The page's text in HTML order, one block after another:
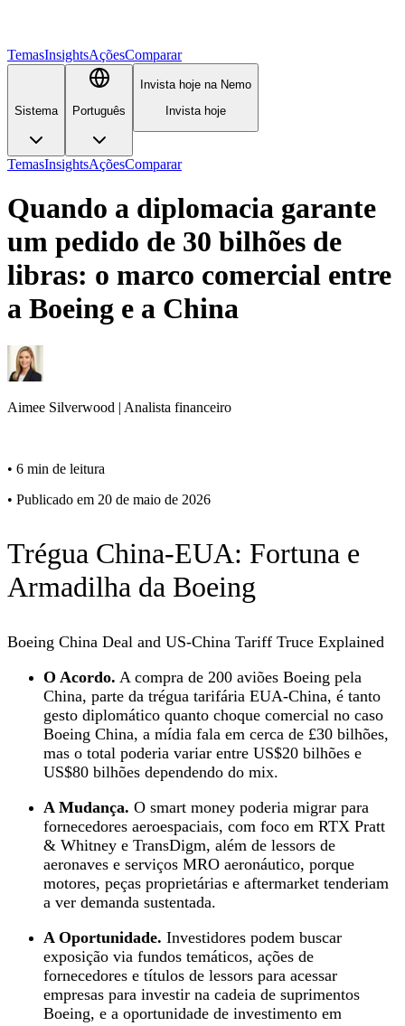
TemasInsightsAçõesComparar
Sistema Português
Invista hoje na Nemo
Invista hoje
TemasInsightsAçõesComparar
Quando a diplomacia garante
um pedido de 30 bilhões de
libras: o marco comercial entre
a Boeing e a China
Aimee Silverwood | Analista financeiro
• 6 min de leitura
• Publicado em 20 de maio de 2026
Trégua China-EUA: Fortuna e
Armadilha da Boeing
Boeing China Deal and US-China Tariff Truce Explained
O Acordo. A compra de 200 aviões Boeing pela
China, parte da trégua tarifária EUA-China, é tanto
gesto diplomático quanto choque comercial no caso
Boeing China, a mídia fala em cerca de £30 bilhões,
mas o total poderia variar entre US$20 bilhões e
US$80 bilhões dependendo do mix.
A Mudança. O smart money poderia migrar para
fornecedores aeroespaciais, com foco em RTX Pratt
& Whitney e TransDigm, além de lessors de
aeronaves e serviços MRO aeronáutico, porque
motores, peças proprietárias e aftermarket tenderiam
a ver demanda sustentada.
A Oportunidade. Investidores podem buscar
exposição via fundos temáticos, ações de
fornecedores e títulos de lessors para acessar
empresas para investir na cadeia de suprimentos
Boeing, e a oportunidade de investimento em